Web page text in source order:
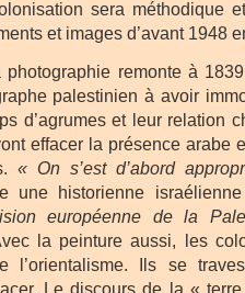
sera méthodique
et images d’avant 1948
photographie remonte à
palestinien à avoir
d’agrumes et leur relation
effacer la présence arabe
« On s’est d’abord
une historienne
européenne de la
la peinture aussi, les
l’orientalisme. Ils se
Le discours de la «